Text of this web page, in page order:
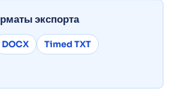
экспорта
DOCX
Timed TXT